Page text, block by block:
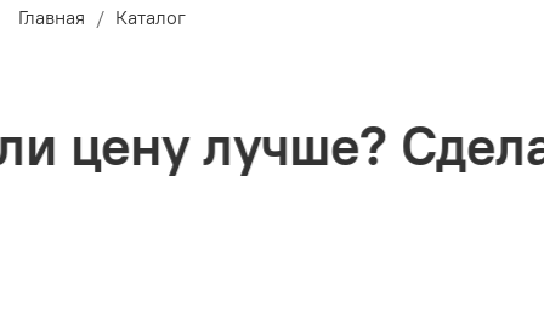
Главная Каталог
лучше?